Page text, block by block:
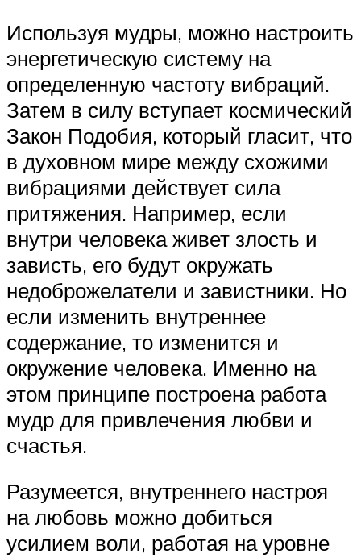
Используя мудры, можно настроить
энергетическую систему на
определенную частоту вибраций.
Затем в силу вступает космический
Закон Подобия, который гласит, что
в духовном мире между схожими
вибрациями действует сила
притяжения. Например, если
внутри человека живет злость и
зависть, его будут окружать
недоброжелатели и завистники. Но
если изменить внутреннее
содержание, то изменится и
окружение человека. Именно на
этом принципе построена работа
мудр для привлечения любви и
счастья.
Разумеется, внутреннего настроя
на любовь можно добиться
усилием воли, работая на уровне